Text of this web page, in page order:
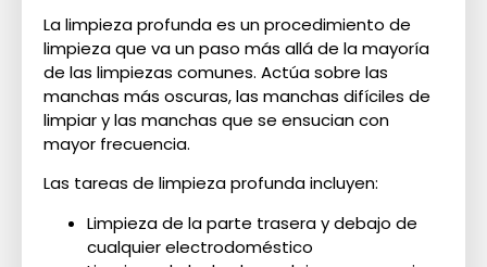
La limpieza profunda es un procedimiento de
limpieza que va un paso más allá de la mayoría
de las limpiezas comunes. Actúa sobre las
manchas más oscuras, las manchas difíciles de
limpiar y las manchas que se ensucian con
mayor frecuencia.
Las tareas de limpieza profunda incluyen:
Limpieza de la parte trasera y debajo de
cualquier electrodoméstico